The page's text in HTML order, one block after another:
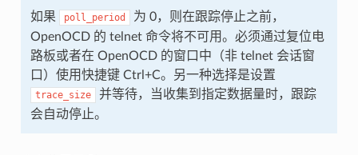
如果 poll_period
为 0，则在跟踪停止之前，
OpenOCD 的 telnet 命令将不可用。必须通过复位电
路板或者在 OpenOCD 的窗口中（非 telnet 会话窗
口）使用快捷键 Ctrl+C。另一种选择是设置
trace_size
并等待，当收集到指定数据量时，跟踪
会自动停止。